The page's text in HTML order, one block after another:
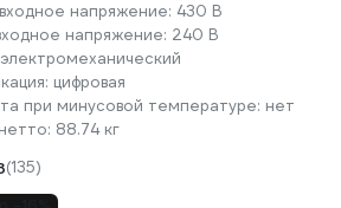
напряжение: 430 В
напряжение: 240 В
электромеханический
цифровая
при минусовой температуре: нет
88.74 кг
(135)